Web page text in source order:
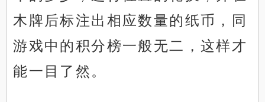
木牌后标注出相应数量的纸币，同
游戏中的积分榜一般无二，这样才
能一目了然。